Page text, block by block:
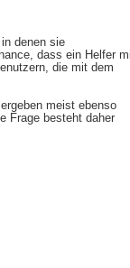
denen sie
dass ein Helfer
die mit dem
meist ebenso
Frage besteht daher